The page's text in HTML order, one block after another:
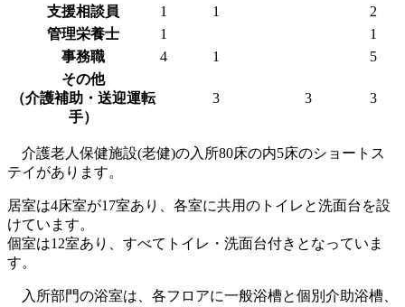
支援相談員
1 1
2
管理栄養士
1
1
事務職
4 1
5
その他
（介護補助・送迎運転
手）
3 3 3
介護老人保健施設(老健)の入所80床の内5床のショートス
テイがあります。
居室は4床室が17室あり、各室に共用のトイレと洗面台を設
けています。
個室は12室あり、すべてトイレ・洗面台付きとなっていま
す。
入所部門の浴室は、各フロアに一般浴槽と個別介助浴槽、